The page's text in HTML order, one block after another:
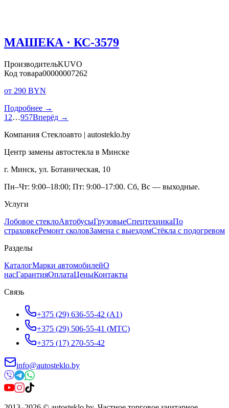
МАШЕКА · КС-3579
ПроизводительKUVO
Код товара00000007262
от 290 BYN
Подробнее →
1 2…957Вперёд →
Компания Стеклоавто | autosteklo.by
Центр замены автостекла в Минске
г. Минск, ул. Ботаническая, 10
Пн–Чт: 9:00–18:00; Пт: 9:00–17:00. Сб, Вс — выходные.
Услуги
Лобовое стеклоАвтобусыГрузовыеСпецтехникаПо
страховкеРемонт сколовЗамена с выездомСтёкла с подогревом
Разделы
КаталогМарки автомобилейО
насГарантияОплатаЦеныКонтакты
Связь
+375 (29) 636-55-42 (A1)
+375 (29) 506-55-41 (МТС)
+375 (17) 270-55-42
info@autosteklo.by